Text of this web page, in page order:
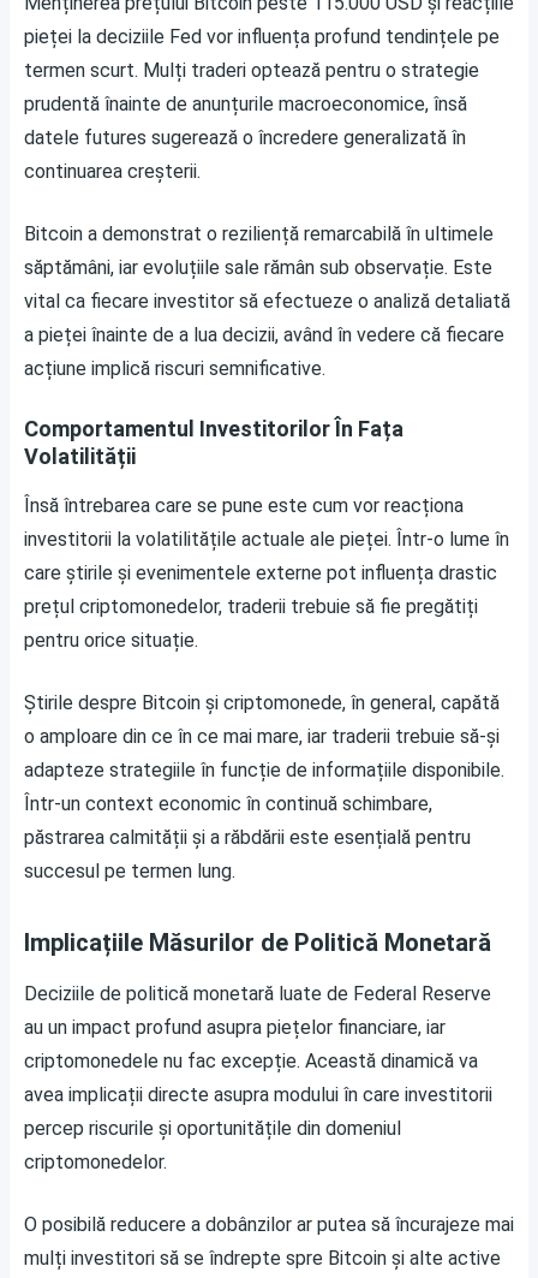
pieței la deciziile Fed vor influența profund tendințele pe
termen scurt. Mulți traderi optează pentru o strategie
prudentă înainte de anunțurile macroeconomice, însă
datele futures sugerează o încredere generalizată în
continuarea creșterii.
Bitcoin a demonstrat o reziliență remarcabilă în ultimele
săptămâni, iar evoluțiile sale rămân sub observație. Este
vital ca fiecare investitor să efectueze o analiză detaliată
a pieței înainte de a lua decizii, având în vedere că fiecare
acțiune implică riscuri semnificative.
Comportamentul Investitorilor În Fața
Volatilității
Însă întrebarea care se pune este cum vor reacționa
investitorii la volatilitățile actuale ale pieței. Într-o lume în
care știrile și evenimentele externe pot influența drastic
prețul criptomonedelor, traderii trebuie să fie pregătiți
pentru orice situație.
Știrile despre Bitcoin și criptomonede, în general, capătă
o amploare din ce în ce mai mare, iar traderii trebuie să-și
adapteze strategiile în funcție de informațiile disponibile.
Într-un context economic în continuă schimbare,
păstrarea calmității și a răbdării este esențială pentru
succesul pe termen lung.
Implicațiile Măsurilor de Politică Monetară
Deciziile de politică monetară luate de Federal Reserve
au un impact profund asupra piețelor financiare, iar
criptomonedele nu fac excepție. Această dinamică va
avea implicații directe asupra modului în care investitorii
percep riscurile și oportunitățile din domeniul
criptomonedelor.
O posibilă reducere a dobânzilor ar putea să încurajeze mai
mulți investitori să se îndrepte spre Bitcoin și alte active